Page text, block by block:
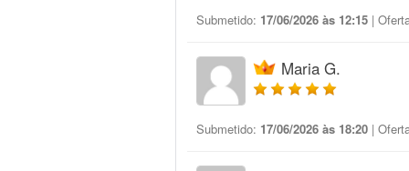
Submetido: 17/06/2026 às 12:15 |
Maria G.
Submetido: 17/06/2026 às 18:20 |